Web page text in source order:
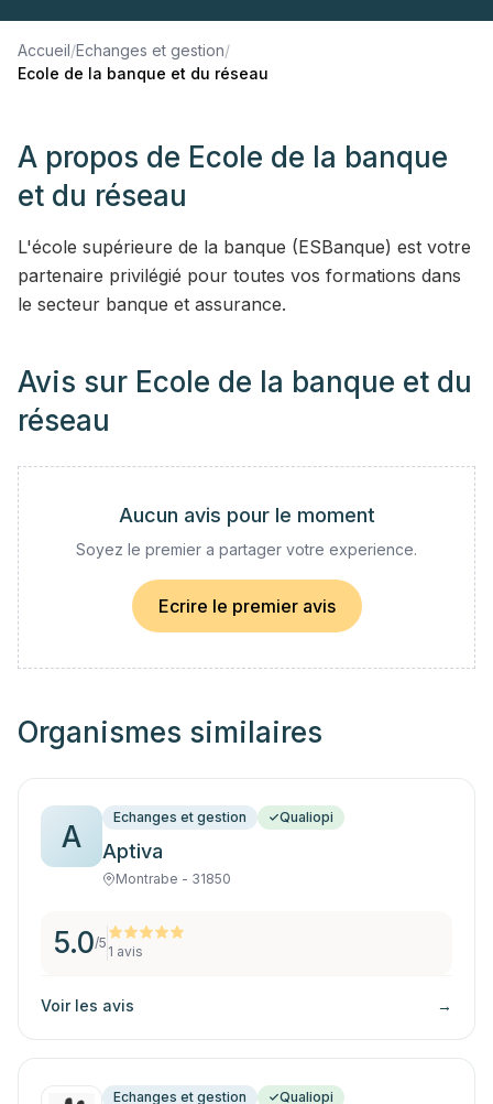
Accueil/Echanges et gestion/
Ecole de la banque et du réseau
A propos de Ecole de la banque
et du réseau
L'école supérieure de la banque (ESBanque) est votre
partenaire privilégié pour toutes vos formations dans
le secteur banque et assurance.
Avis sur Ecole de la banque et du
réseau
Aucun avis pour le moment
Soyez le premier a partager votre experience.
Ecrire le premier avis
Organismes similaires
A
Echanges et gestion Qualiopi
Aptiva
Montrabe - 31850
5.0/5
1 avis
Voir les avis →
Echanges et gestion Qualiopi